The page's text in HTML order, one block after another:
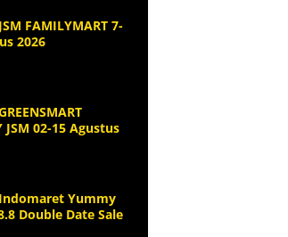
FAMILYMART 7-
2026
JSM 02-15 Agustus
Yummy
Double Date Sale